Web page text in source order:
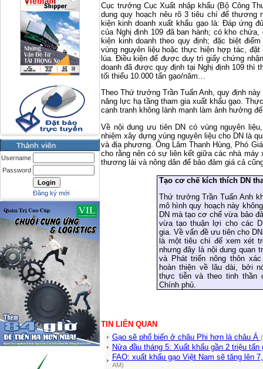
Username
Password
Đăng ký mới
Cục trưởng Cục Xuất nhập khẩu (Bộ Công
dung quy hoạch nêu rõ 3 tiêu chí để thương
kiện kinh doanh xuất khẩu gạo là: Đáp ứng
của Nghị định 109 đã ban hành; có kho
kiện kinh doanh theo quy định; đặc biệt
vùng nguyên liệu hoặc thực hiện hợp tác,
lúa. Điều kiện để được duy trì giấy chứng
doanh đã được quy định tại Nghị định 109 thì
tối thiểu 10.000 tấn gạo/năm…
Theo Thứ trưởng Trần Tuấn Anh, quy định
năng lực hạ tầng tham gia xuất khẩu gạo.
cạnh tranh không lành mạnh làm ảnh hưởng
Về nội dung ưu tiên DN có vùng nguyên
nhiệm xây dựng vùng nguyên liệu cho DN là
và địa phương. Ông Lâm Thanh Hùng, Phó
cho rằng nên có sự liên kết giữa các nhà
thương lái và nông dân để bảo đảm giá cả
Tạo cơ chế kích thích DN
Thứ trưởng Trần Tuấn Anh
mô hình quy hoạch này
DN mà tạo cơ chế vừa bảo
vừa tạo thuận lợi cho các
gia. Về vấn đề ưu tiên cho
là một tiêu chí để xem xét
nhưng đây là nội dung quan
và Phát triển nông thôn
hoàn thiện về lâu dài, bởi
thực tiễn và theo tinh thần
Chính phủ.
TIN LIÊN QUAN
Gạo sẽ phổ biến ở châu Phi hơn là châu Á
Nửa đầu tháng 5: Xuất khẩu gần 2 triệu tấn
FAO: xuất khẩu gạo Việt Nam sẽ tăng lên
AM)